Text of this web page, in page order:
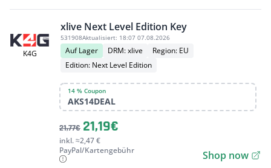
K4G
xlive Next Level Edition Key
531908Aktualisiert: 18:07 07.08.2026
Auf Lager DRM: xlive
Region: EU
Edition: Next Level Edition
14 % Coupon
AKS14DEAL
21,77€ 21,19€
inkl. ≈2,47 €
PayPal/Kartengebühr
Shop now